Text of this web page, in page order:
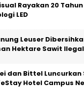
Rayakan 20
LED
Leuser
Hektare Sawit Ilegal
dan Bittel Luncurkan
Hotel Campus